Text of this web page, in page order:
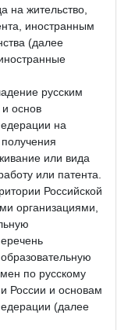
на жительство,
иностранным
(далее
русским
основ
на
или вида
или патента.
Российской
организациями,
по русскому
России и основам
(далее